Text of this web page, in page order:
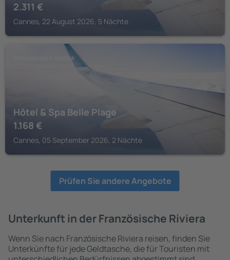
2.311 €
Cannes, 22 August 2026, 5 Nächte
FRANZÖSISCHE RIVIERA
Hôtel & Spa Belle Plage
1.168 €
Cannes, 05 September 2026, 2 Nächte
Prüfen Sie andere Angebote
Unterkunft in der Französische Riviera
Wenn Sie nach Französische Riviera reisen, finden Sie
Unterkünfte für jede Geldtasche, die für Touristen mit